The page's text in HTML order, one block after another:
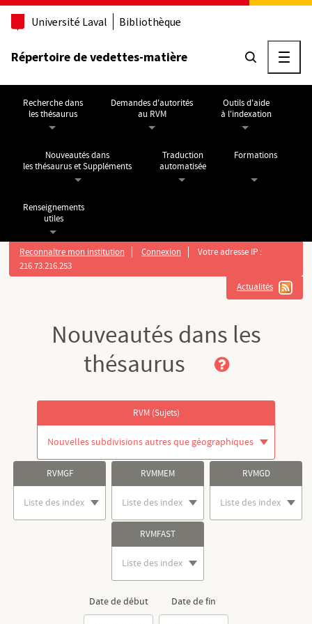
Université Laval Bibliothèque
Répertoire de vedettes-matière
Recherche dans
les thésaurus
Demandes d'autorités
au RVM
Outils d'aide
à l'indexation
Nouveautés dans
les thésaurus et Suppléments
Traduction
automatisée
Formations
Renseignements
utiles
Reconnaître mon institution Connexion
Votre adresse IP :
216.73.216.253
Actualités
Nouveautés dans les
thésaurus
RVM (Sujets)
Nouvelles subdivisions autres que géographiques
RVMGF
Liste des index
RVMMEM
Liste des index
RVMGD
Liste des index
RVMFAST
Liste des index
Date de début Date de fin